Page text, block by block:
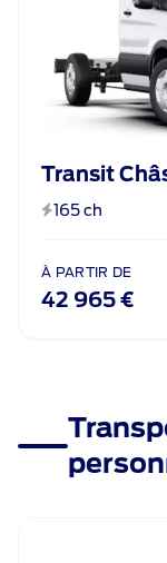
Transit
165 ch
À PARTIR DE
42 965 €